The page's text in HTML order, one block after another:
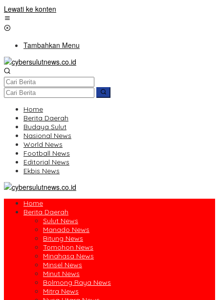
Lewati ke konten
Tambahkan Menu
Home
Berita Daerah
Budaya Sulut
Nasional News
World News
Football News
Editorial News
Ekbis News
Home
Berita Daerah
Sulut News
Manado News
Bitung News
Tomohon News
Minahasa News
Minsel News
Minut News
Bolmong Raya News
Mitra News